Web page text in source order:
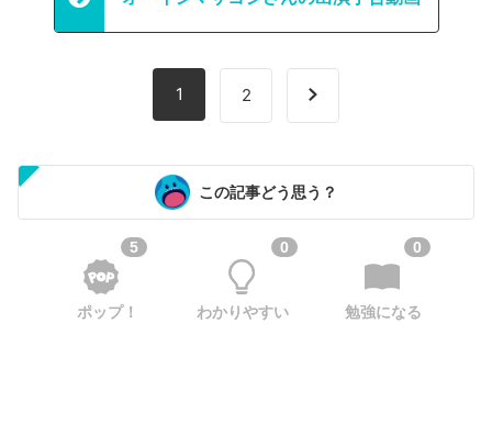
1 2
この記事どう思う？
5
ポップ！
0
わかりやすい
0
勉強になる